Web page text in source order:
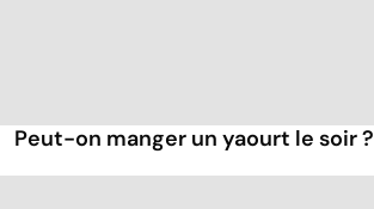
Peut-on manger un yaourt le soir ?